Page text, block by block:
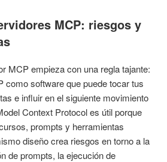
MCP: riesgos y
MCP empieza con una regla tajante:
como software que puede tocar tus
e influir en el siguiente movimiento
Context Protocol es útil porque
prompts y herramientas
diseño crea riesgos en torno a la
de prompts, la ejecución de